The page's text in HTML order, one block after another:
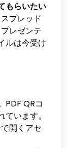
もらいたい
プレッド
レゼンテ
ルは今受け
PDF QRコ
います。
開くアセ